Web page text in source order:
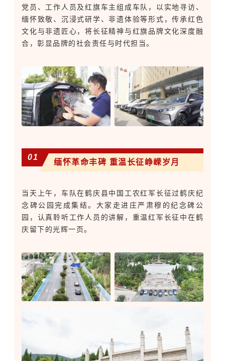
党员、工作人员及红旗车主组成车队，以实地寻访、
缅怀致敬、沉浸式研学、非遗体验等形式，传承红色
文化与非遗匠心，将长征精神与红旗品牌文化深度融
合，彰显品牌的社会责任与时代担当。
01
缅怀革命丰碑 重温长征峥嵘岁月
当天上午，车队在鹤庆县中国工农红军长征过鹤庆纪
念碑公园完成集结。大家走进庄严肃穆的纪念碑公
园，认真聆听工作人员的讲解，重温红军长征中在鹤
庆留下的光辉一页。